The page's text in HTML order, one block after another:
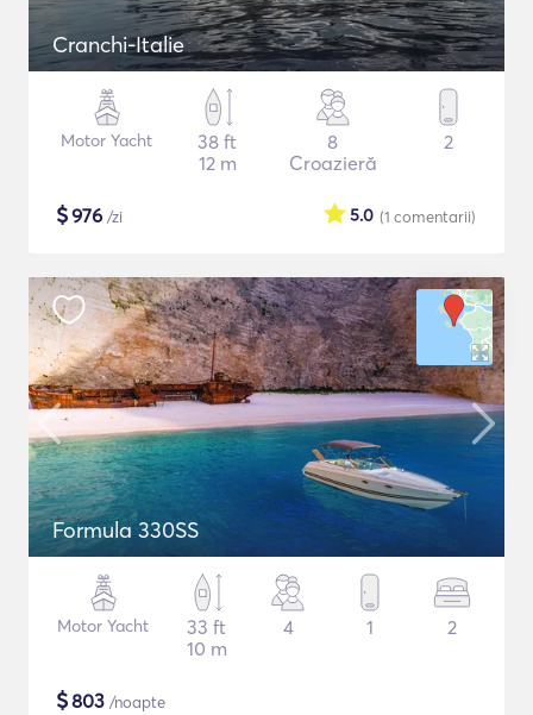
Cranchi-Italie
Motor Yacht
38 ft
12 m
8
Croazieră
2
$976 /zi (1 comentarii)
5.0
Formula 330SS
Motor Yacht
33 ft
10 m
4 1 2
$803 /noapte